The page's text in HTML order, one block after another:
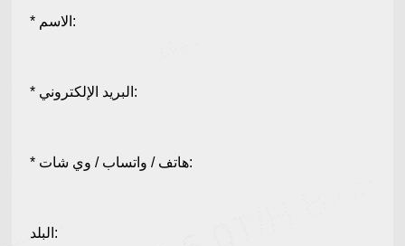
* الاسم:
* البريد الإلكتروني:
* هاتف / واتساب / وي شات:
البلد: